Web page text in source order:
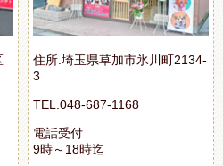
住所.埼玉県草加市氷川町2134-
3
TEL.048-687-1168
電話受付
9時～18時迄